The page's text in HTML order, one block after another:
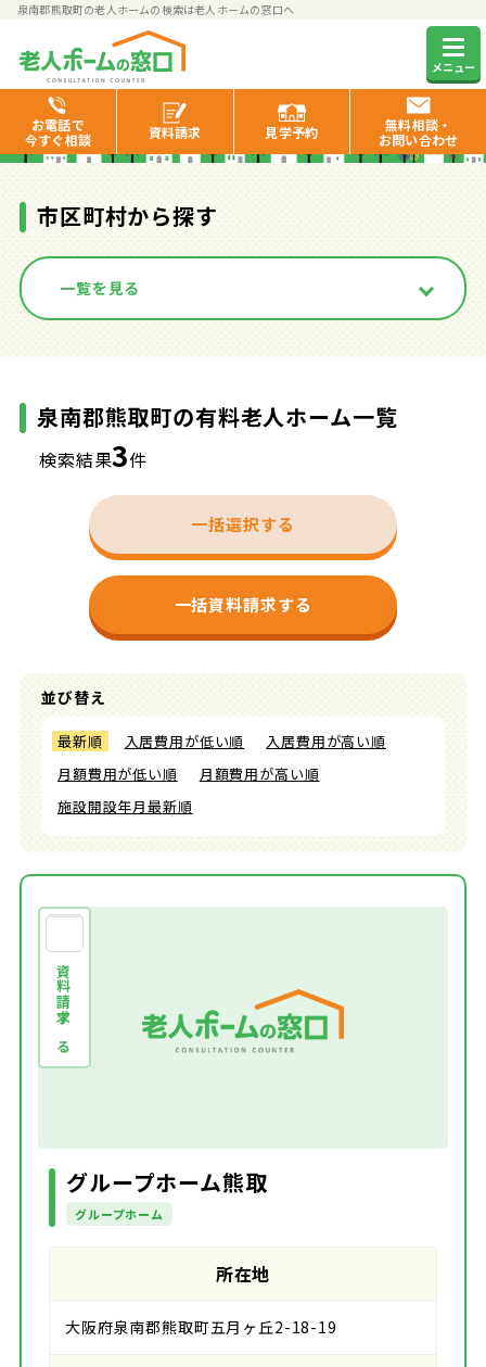
泉南郡熊取町の老人ホームの検索は老人ホームの窓口へ
メニュー
お電話で
今すぐ相談
資料請求 見学予約
無料相談・
お問い合わせ
泉南郡熊取町の有料老人ホーム
一覧
市区町村から探す
一覧を見る
泉南郡熊取町の有料老人ホーム一覧
検索結果3件
一括選択する
一括資料請求する
並び替え
最新順 入居費用が低い順
入居費用が高い順
月額費用が低い順
月額費用が高い順
施設開設年月最新順
資料請求する
グループホーム熊取
グループホーム
所在地
大阪府泉南郡熊取町五月ヶ丘2-18-19